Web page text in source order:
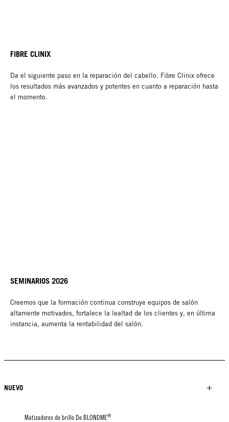
FIBRE CLINIX
Da el siguiente paso en la reparación del cabello. Fibre Clinix ofrece
los resultados más avanzados y potentes en cuanto a reparación hasta
el momento.
SEMINARIOS 2026
Creemos que la formación continua construye equipos de salón
altamente motivados, fortalece la lealtad de los clientes y, en última
instancia, aumenta la rentabilidad del salón.
NUEVO
Matizadores de brillo De BLONDME®